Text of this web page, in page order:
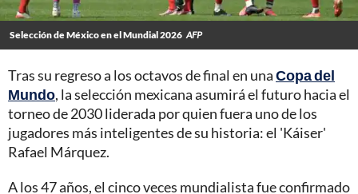
Selección de México en el Mundial 2026 AFP
Tras su regreso a los octavos de final en unaCopa del
Mundo, la selección mexicana asumirá el futuro hacia el
torneo de 2030 liderada por quien fuera uno de los
jugadores más inteligentes de su historia: el 'Káiser'
Rafael Márquez.
A los 47 años, el cinco veces mundialista fue confirmado